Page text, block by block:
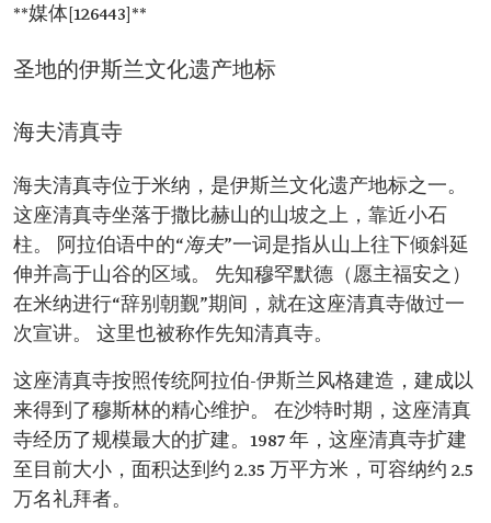
**媒体[126443]**
圣地的伊斯兰文化遗产地标
海夫清真寺
海夫清真寺位于米纳，是伊斯兰文化遗产地标之一。
这座清真寺坐落于撒比赫山的山坡之上，靠近小石
柱。 阿拉伯语中的“海夫”一词是指从山上往下倾斜延
伸并高于山谷的区域。 先知穆罕默德（愿主福安之）
在米纳进行“辞别朝觐”期间，就在这座清真寺做过一
次宣讲。 这里也被称作先知清真寺。
这座清真寺按照传统阿拉伯-伊斯兰风格建造，建成以
来得到了穆斯林的精心维护。 在沙特时期，这座清真
寺经历了规模最大的扩建。1987 年，这座清真寺扩建
至目前大小，面积达到约 2.35 万平方米，可容纳约 2.5
万名礼拜者。